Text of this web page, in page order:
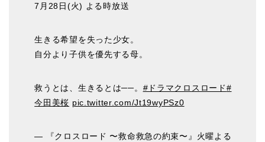
7月28日(火) よる時放送
生きる希望を失った少女。
自分より子供を優先する母。
救うとは、生きるとは──。 #ドラマクロスロード#
今田美桜 pic.twitter.com/Jt19wyPSz0
— 『クロスロード 〜救命救急の約束〜』火曜よる